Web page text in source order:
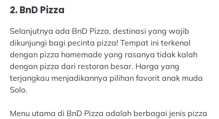
2. BnD Pizza
Selanjutnya ada BnD Pizza, destinasi yang wajib
dikunjungi bagi pecinta pizza! Tempat ini terkenal
dengan pizza homemade yang rasanya tidak kalah
dengan pizza dari restoran besar. Harga yang
terjangkau menjadikannya pilihan favorit anak muda
Solo.
Menu utama di BnD Pizza adalah berbagai jenis pizza